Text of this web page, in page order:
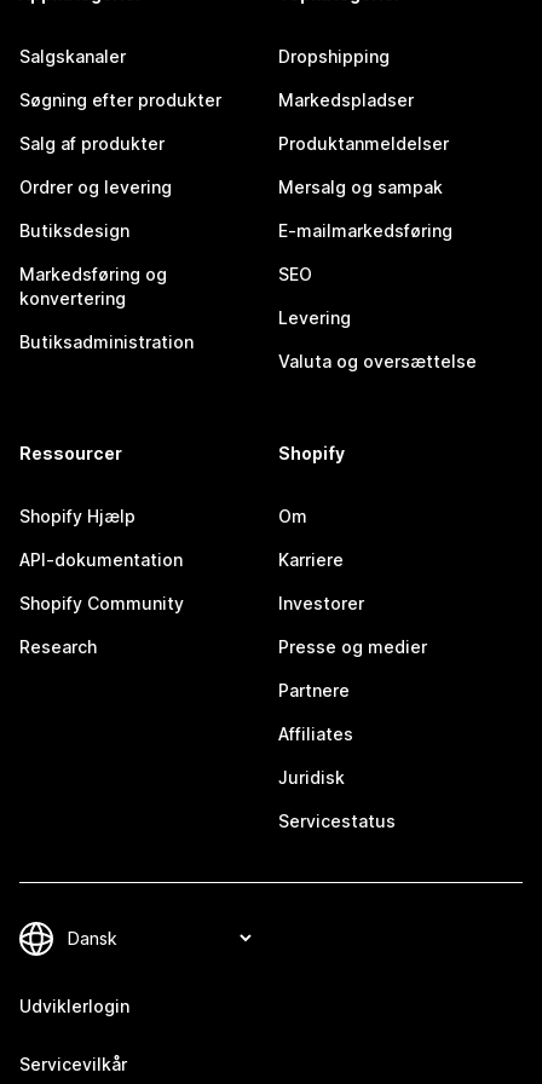
Salgskanaler
Søgning efter produkter
Salg af produkter
Ordrer og levering
Butiksdesign
Markedsføring og
konvertering
Butiksadministration
Dropshipping
Markedspladser
Produktanmeldelser
Mersalg og sampak
E-mailmarkedsføring
SEO
Levering
Valuta og oversættelse
Ressourcer
Shopify Hjælp
API-dokumentation
Shopify Community
Research
Shopify
Om
Karriere
Investorer
Presse og medier
Partnere
Affiliates
Juridisk
Servicestatus
Udviklerlogin
Servicevilkår